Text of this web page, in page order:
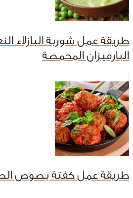
طريقة عمل شوربة البازلاء
البارميزان المحمصة
طريقة عمل كفتة بصوص